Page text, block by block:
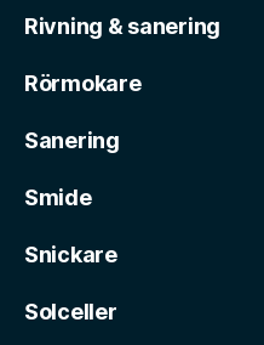
Rivning & sanering
Rörmokare
Sanering
Smide
Snickare
Solceller